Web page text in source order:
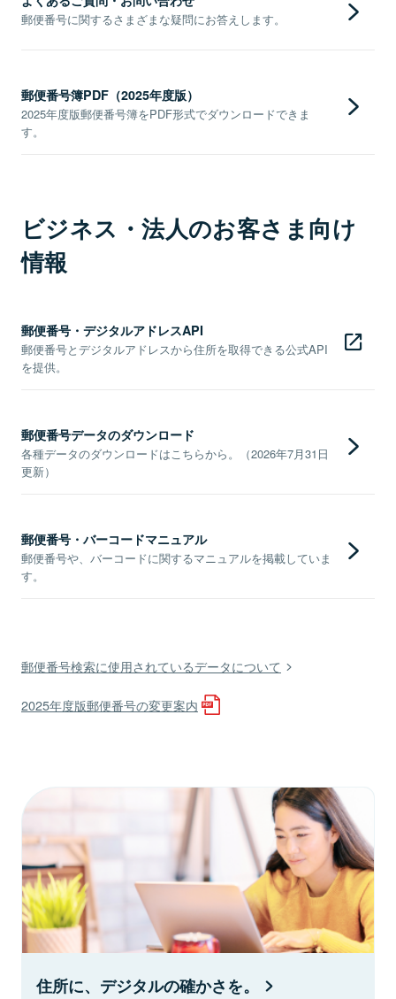
郵便番号に関するさまざまな疑問にお答えします。
郵便番号簿PDF（2025年度版）
2025年度版郵便番号簿をPDF形式でダウンロードできま
す。
ビジネス・法人のお客さま向け
情報
郵便番号・デジタルアドレスAPI
郵便番号とデジタルアドレスから住所を取得できる公式API
を提供。
郵便番号データのダウンロード
各種データのダウンロードはこちらから。（2026年7月31日
更新）
郵便番号・バーコードマニュアル
郵便番号や、バーコードに関するマニュアルを掲載していま
す。
郵便番号検索に使用されているデータについて
2025年度版郵便番号の変更案内
住所に、デジタルの確かさを。